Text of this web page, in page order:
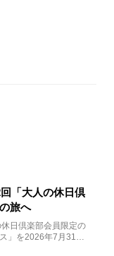
「大人の休日倶
旅へ
日倶楽部会員限定の
」を2026年7月31日